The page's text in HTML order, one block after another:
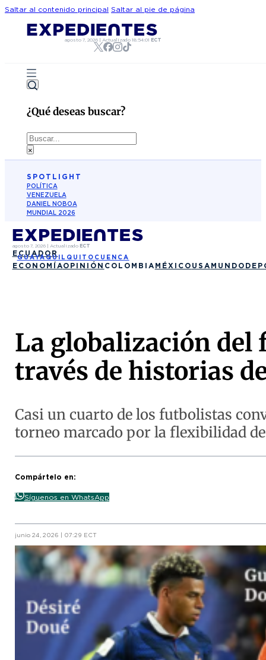
Saltar al contenido principal Saltar al pie de página
agosto 7, 2026| Actualizado 18:54:01 ECT
¿Qué deseas buscar?
Buscar
×
SPOTLIGHT
POLÍTICA
VENEZUELA
DANIEL NOBOA
MUNDIAL 2026
agosto 7, 2026| Actualizado ECT
ECUADOR
GUAYAQUIL QUITO CUENCA
ECONOMÍAOPINIÓN COLOMBIA MÉXICO USA MUNDO
La globalización del
través de historias
Casi un cuarto de los futbolistas
torneo marcado por la flexibilidad
Compártelo en:
Síguenos en WhatsApp
junio 24, 2026 | 07:29 ECT